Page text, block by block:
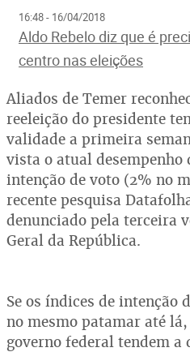
16:48 - 16/04/2018
Aldo Rebelo diz que é
centro nas eleições
Aliados de Temer
reeleição do presidente
validade a primeira
vista o atual desempenho
intenção de voto (2% no
recente pesquisa
denunciado pela terceira
Geral da República.
Se os índices de intenção
no mesmo patamar até
governo federal tendem